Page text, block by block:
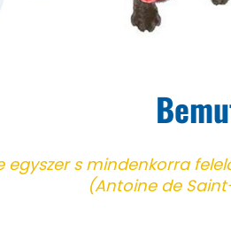
egyszer s mindenkorra
(Antoine de